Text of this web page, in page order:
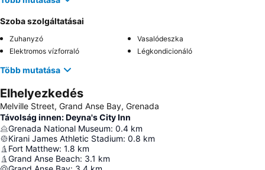
Szoba szolgáltatásai
Zuhanyzó
Vasalódeszka
Elektromos vízforraló
Légkondicionáló
Több mutatása
Elhelyezkedés
Melville Street, Grand Anse Bay, Grenada
Távolság innen: Deyna's City Inn
Grenada National Museum: 0.4 km
Kirani James Athletic Stadium: 0.8 km
Fort Matthew: 1.8 km
Grand Anse Beach: 3.1 km